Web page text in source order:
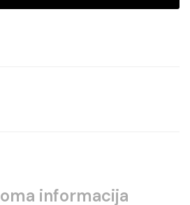
informacija